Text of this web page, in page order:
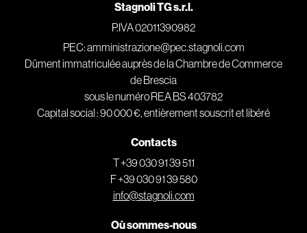
Stagnoli TG s.r.l.
P.IVA 02011390982
PEC: amministrazione@pec.stagnoli.com
Dûment immatriculée auprès de la Chambre de Commerce
de Brescia
sous le numéro REA BS 403782
Capital social : 90 000 €, entièrement souscrit et libéré
Contacts
T +39 030 91 39 511
F +39 030 91 39 580
info@stagnoli.com
Où sommes-nous